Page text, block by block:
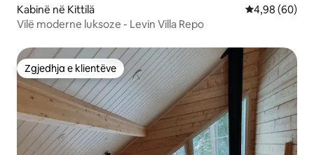
Kabinë në Kittilä Vlerësimi
4,98 (60)
Vilë moderne luksoze - Levin Villa Repo
Zgjedhja e klientëve
Zgjedhja e klientëve